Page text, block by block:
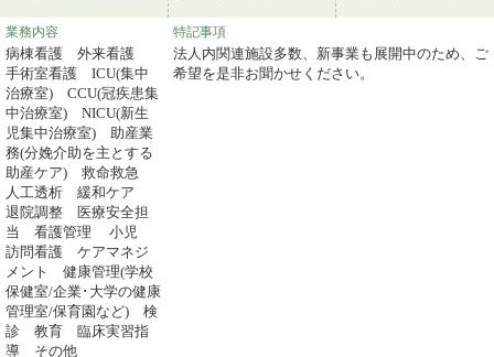
業務内容
病棟看護 外来看護
手術室看護 ICU(集中
治療室) CCU(冠疾患集
中治療室) NICU(新生
児集中治療室) 助産業
務(分娩介助を主とする
助産ケア) 救命救急
人工透析 緩和ケア
退院調整 医療安全担
当 看護管理 小児
訪問看護 ケアマネジ
メント 健康管理(学校
保健室/企業･大学の健康
管理室/保育園など) 検
診 教育 臨床実習指
導 その他
特記事項
法人内関連施設多数、新事業も展開中のため、ご
希望を是非お聞かせください。